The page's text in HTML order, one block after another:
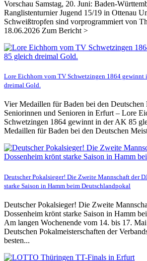
Vorschau Samstag, 20. Juni: Baden-
Ranglistenturnier Jugend 15/19 in Ottenau
Schweißtropfen sind vorprogrammiert von
18.06.2026 Zum Bericht >
Lore Eichhorn vom TV Schwetzingen 1864 gewinnt
dreimal Gold.
Vier Medaillen für Baden bei den Deutschen
Seniorinnen und Senioren in Erfurt – Lore
Schwetzingen 1864 gewinnt in der AK 85
Medaillen für Baden bei den Deutschen
Deutscher Pokalsieger! Die Zweite Mannschaft der
starke Saison in Hamm beim Deutschlandpokal
Deutscher Pokalsieger! Die Zweite
Dossenheim krönt starke Saison in Hamm
Am langen Wochenende vom 14. bis 17.
Deutschen Pokalmeisterschaften der
besten...